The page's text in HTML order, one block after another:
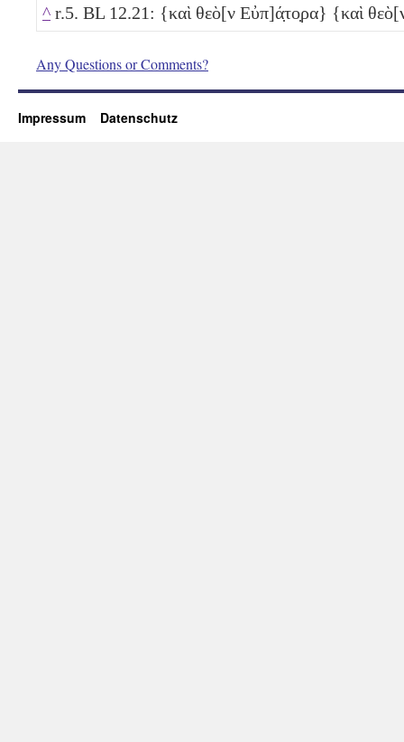
^ r.5. BL 12.21: {καὶ θεὸ[ν Εὐπ]ά̣το̣ρα} {καὶ
Any Questions or Comments?
Impressum Datenschutz